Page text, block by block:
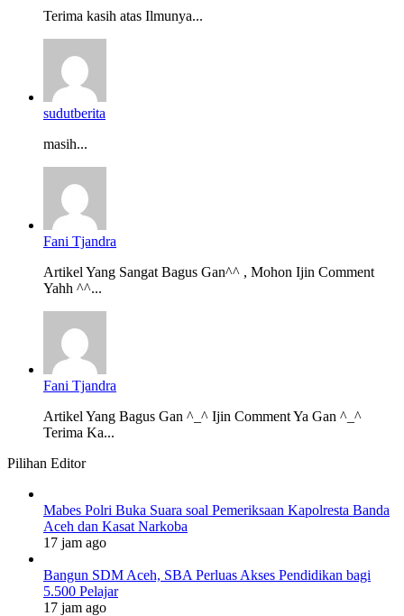
Terima kasih atas Ilmunya...
sudutberita
masih...
Fani Tjandra
Artikel Yang Sangat Bagus Gan^^ , Mohon Ijin Comment
Yahh ^^...
Fani Tjandra
Artikel Yang Bagus Gan ^_^ Ijin Comment Ya Gan ^_^
Terima Ka...
Pilihan Editor
Mabes Polri Buka Suara soal Pemeriksaan Kapolresta Banda
Aceh dan Kasat Narkoba
17 jam ago
Bangun SDM Aceh, SBA Perluas Akses Pendidikan bagi
5.500 Pelajar
17 jam ago